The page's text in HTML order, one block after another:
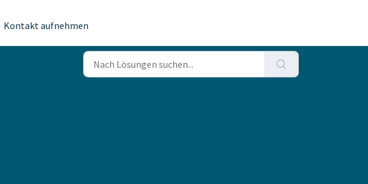
Kontakt aufnehmen